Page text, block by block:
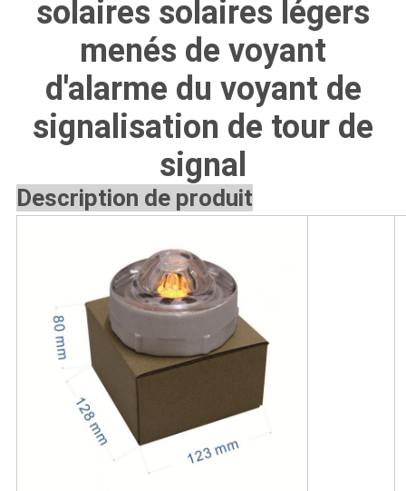
CONFIDENTIALITÉ
solaires solaires légers
menés de voyant
d'alarme du voyant de
signalisation de tour de
signal
Description de produit